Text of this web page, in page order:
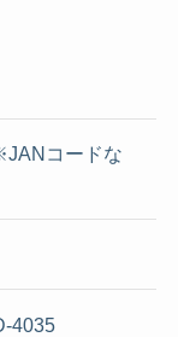
コードな
4035